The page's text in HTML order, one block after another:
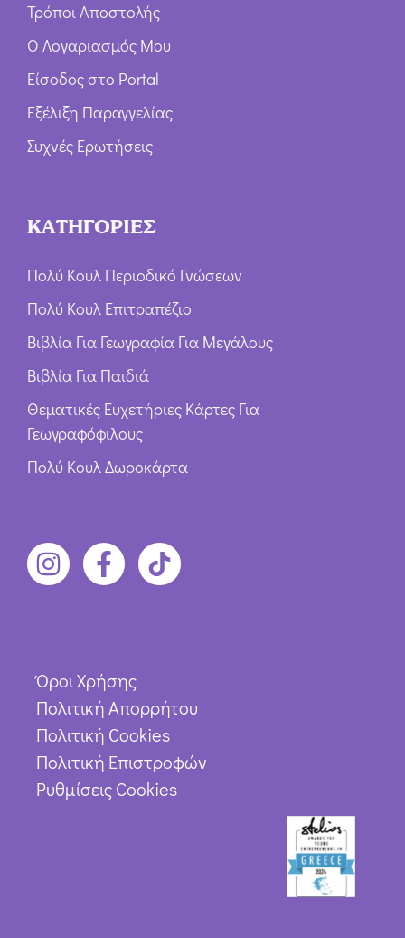
Τρόποι Αποστολής
Ο Λογαριασμός Μου
Είσοδος στο Portal
Εξέλιξη Παραγγελίας
Συχνές Ερωτήσεις
ΚΑΤΗΓΟΡΙΕΣ
Πολύ Κουλ Περιοδικό Γνώσεων
Πολύ Κουλ Επιτραπέζιο
Βιβλία Για Γεωγραφία Για Μεγάλους
Βιβλία Για Παιδιά
Θεματικές Ευχετήριες Κάρτες Για
Γεωγραφόφιλους
Πολύ Κουλ Δωροκάρτα
Όροι Χρήσης
Πολιτική Απορρήτου
Πολιτική Cookies
Πολιτική Επιστροφών
Ρυθμίσεις Cookies